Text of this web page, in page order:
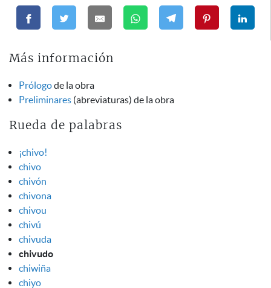
Más información
Prólogode la obra
Preliminares (abreviaturas) de la obra
Rueda de palabras
¡chivo!
chivo
chivón
chivona
chivou
chivú
chivuda
chivudo
chiwiña
chiyo